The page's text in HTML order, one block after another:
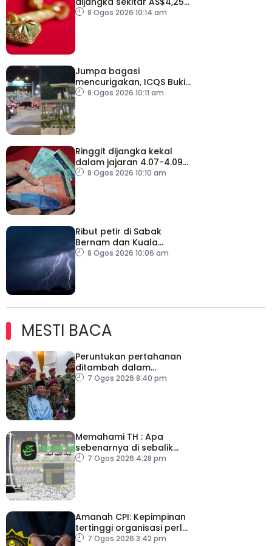
hingga AS$4,350 minggu
8 Ogos 2026 10:14 am
Jumpa bagasi
mencurigakan, ICQS Bukit
Kayu Hitam ditutup dua
8 Ogos 2026 10:11 am
Ringgit dijangka kekal
dalam jajaran 4.07-4.09
berbanding dolar AS
8 Ogos 2026 10:10 am
Ribut petir di Sabak
Bernam dan Kuala
Selangor sehingga 12
8 Ogos 2026 10:06 am
MESTI BACA
Peruntukan pertahanan
ditambah dalam
Belanjawan 2027
7 Ogos 2026 8:40 pm
Memahami TH : Apa
sebenarnya di sebalik
angka
7 Ogos 2026 4:28 pm
Amanah CPI: Kepimpinan
tertinggi organisasi perlu
pacu reformasi radikal
7 Ogos 2026 3:42 pm